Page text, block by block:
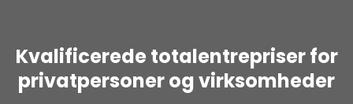
Kvalificerede totalentrepriser for
privatpersoner og virksomheder